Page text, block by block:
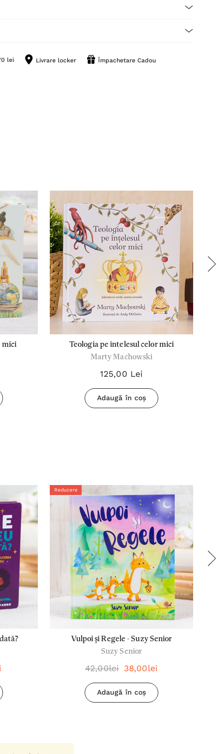
lei Livrare locker Împachetare Cadou
mici
Teologia pe intelesul celor mici
Marty Machowski
125,00 Lei
Adaugă în coș
Reducere
Vulpoi și Regele - Suzy Senior
Suzy Senior
42,00lei 38,00lei
Adaugă în coș